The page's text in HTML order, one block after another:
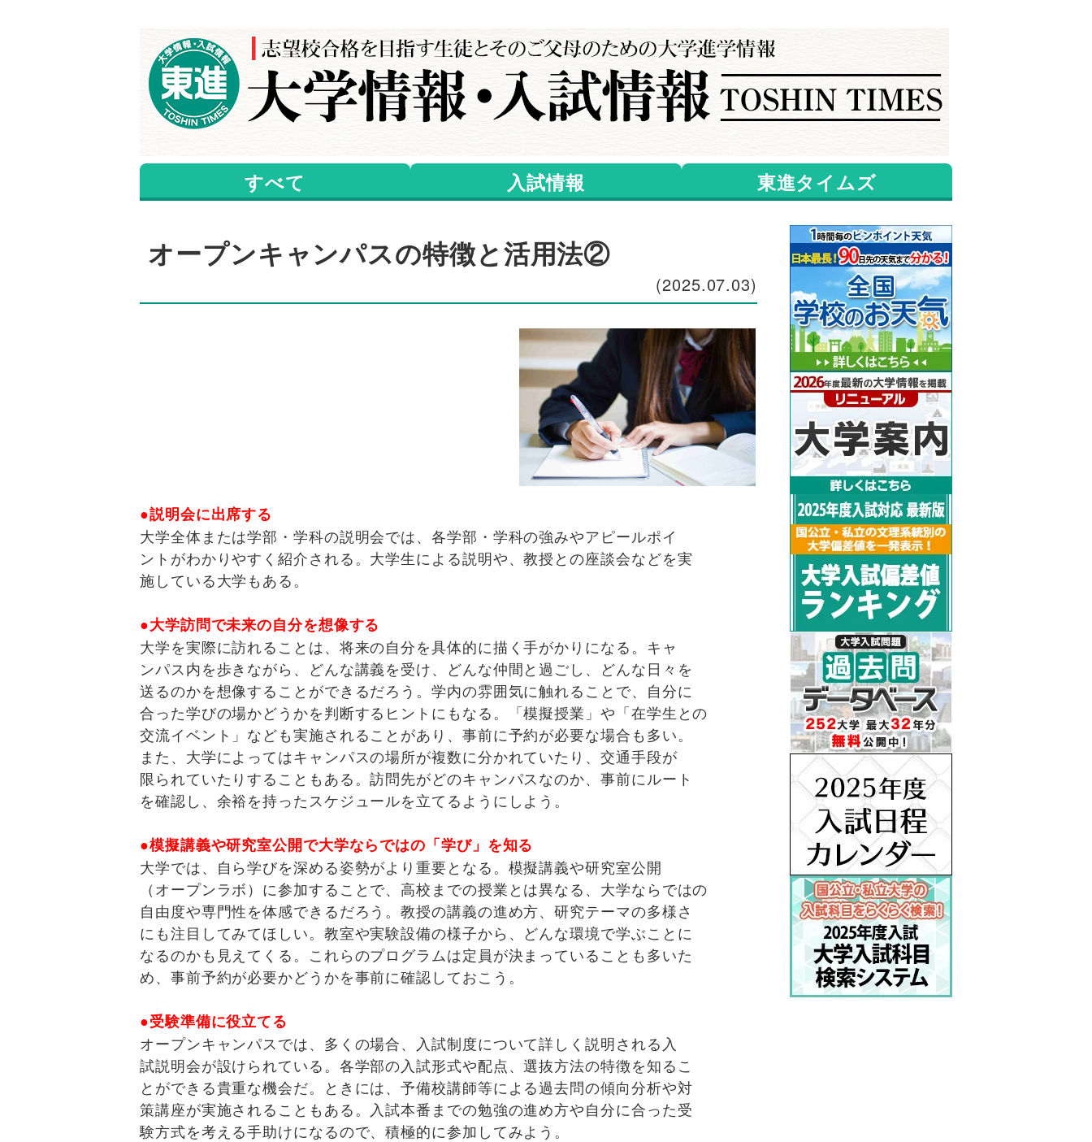
すべて 入試情報 東進タイムズ
オープンキャンパスの特徴と活用法②
(2025.07.03)
●説明会に出席する
大学全体または学部・学科の説明会では、各学部・学科の強みやアピールポイ
ントがわかりやすく紹介される。大学生による説明や、教授との座談会などを実
施している大学もある。
●大学訪問で未来の自分を想像する
大学を実際に訪れることは、将来の自分を具体的に描く手がかりになる。キャ
ンパス内を歩きながら、どんな講義を受け、どんな仲間と過ごし、どんな日々を
送るのかを想像することができるだろう。学内の雰囲気に触れることで、自分に
合った学びの場かどうかを判断するヒントにもなる。「模擬授業」や「在学生との
交流イベント」なども実施されることがあり、事前に予約が必要な場合も多い。
また、大学によってはキャンパスの場所が複数に分かれていたり、交通手段が
限られていたりすることもある。訪問先がどのキャンパスなのか、事前にルート
を確認し、余裕を持ったスケジュールを立てるようにしよう。
●模擬講義や研究室公開で大学ならではの「学び」を知る
大学では、自ら学びを深める姿勢がより重要となる。模擬講義や研究室公開
（オープンラボ）に参加することで、高校までの授業とは異なる、大学ならではの
自由度や専門性を体感できるだろう。教授の講義の進め方、研究テーマの多様さ
にも注目してみてほしい。教室や実験設備の様子から、どんな環境で学ぶことに
なるのかも見えてくる。これらのプログラムは定員が決まっていることも多いた
め、事前予約が必要かどうかを事前に確認しておこう。
●受験準備に役立てる
オープンキャンパスでは、多くの場合、入試制度について詳しく説明される入
試説明会が設けられている。各学部の入試形式や配点、選抜方法の特徴を知るこ
とができる貴重な機会だ。ときには、予備校講師等による過去問の傾向分析や対
策講座が実施されることもある。入試本番までの勉強の進め方や自分に合った受
験方式を考える手助けになるので、積極的に参加してみよう。